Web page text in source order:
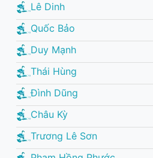
Lê Dinh
Quốc Bảo
Duy Mạnh
Thái Hùng
Đình Dũng
Châu Kỳ
Trương Lê Sơn